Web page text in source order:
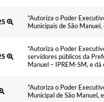
"Autoriza o Poder
Municipais de São
"Autoriza o Poder
servidores públicos da
Manuel – IPREM-SM, e
"Autoriza o Poder
Municipal de São Manuel,